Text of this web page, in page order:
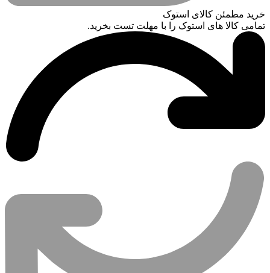
خرید مطمئن کالای استوک
تمامی کالا های استوک را با مهلت تست بخرید.